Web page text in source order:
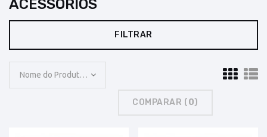
ACESSÓRIOS
FILTRAR
Nome do Produto: A a Z
COMPARAR (0)